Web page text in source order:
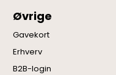
Øvrige
Gavekort
Erhverv
B2B-login